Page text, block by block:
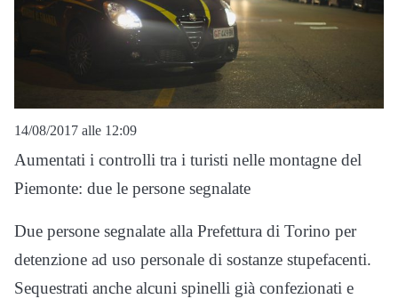
14/08/2017 alle 12:09
Aumentati i controlli tra i turisti nelle montagne del
Piemonte: due le persone segnalate
Due persone segnalate alla Prefettura di Torino per
detenzione ad uso personale di sostanze stupefacenti.
Sequestrati anche alcuni spinelli già confezionati e